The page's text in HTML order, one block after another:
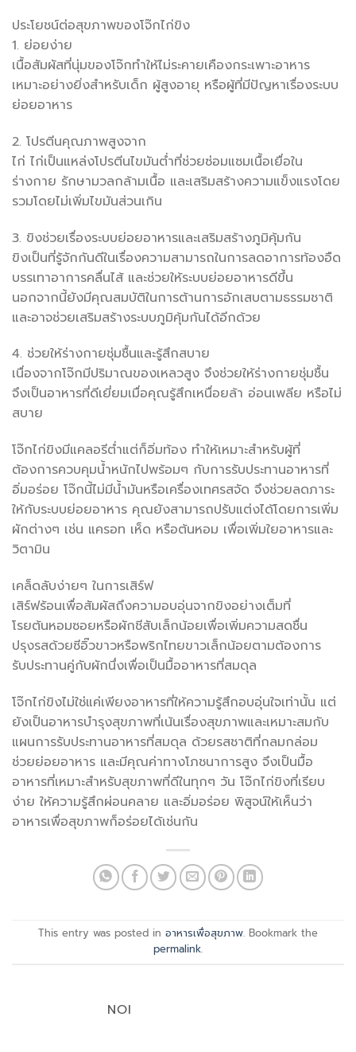
ประโยชน์ต่อสุขภาพของโจ๊กไก่ขิง
1. ย่อยง่าย
เนื้อสัมผัสที่นุ่มของโจ๊กทำให้ไม่ระคายเคืองกระเพาะอาหาร
เหมาะอย่างยิ่งสำหรับเด็ก ผู้สูงอายุ หรือผู้ที่มีปัญหาเรื่องระบบ
ย่อยอาหาร
2. โปรตีนคุณภาพสูงจาก
ไก่ ไก่เป็นแหล่งโปรตีนไขมันต่ำที่ช่วยซ่อมแซมเนื้อเยื่อใน
ร่างกาย รักษามวลกล้ามเนื้อ และเสริมสร้างความแข็งแรงโดย
รวมโดยไม่เพิ่มไขมันส่วนเกิน
3. ขิงช่วยเรื่องระบบย่อยอาหารและเสริมสร้างภูมิคุ้มกัน
ขิงเป็นที่รู้จักกันดีในเรื่องความสามารถในการลดอาการท้องอืด
บรรเทาอาการคลื่นไส้ และช่วยให้ระบบย่อยอาหารดีขึ้น
นอกจากนี้ยังมีคุณสมบัติในการต้านการอักเสบตามธรรมชาติ
และอาจช่วยเสริมสร้างระบบภูมิคุ้มกันได้อีกด้วย
4. ช่วยให้ร่างกายชุ่มชื้นและรู้สึกสบาย
เนื่องจากโจ๊กมีปริมาณของเหลวสูง จึงช่วยให้ร่างกายชุ่มชื้น
จึงเป็นอาหารที่ดีเยี่ยมเมื่อคุณรู้สึกเหนื่อยล้า อ่อนเพลีย หรือไม่
สบาย
โจ๊กไก่ขิงมีแคลอรีต่ำแต่ก็อิ่มท้อง ทำให้เหมาะสำหรับผู้ที่
ต้องการควบคุมน้ำหนักไปพร้อมๆ กับการรับประทานอาหารที่
อิ่มอร่อย โจ๊กนี้ไม่มีน้ำมันหรือเครื่องเทศรสจัด จึงช่วยลดภาระ
ให้กับระบบย่อยอาหาร คุณยังสามารถปรับแต่งได้โดยการเพิ่ม
ผักต่างๆ เช่น แครอท เห็ด หรือต้นหอม เพื่อเพิ่มใยอาหารและ
วิตามิน
เคล็ดลับง่ายๆ ในการเสิร์ฟ
เสิร์ฟร้อนเพื่อสัมผัสถึงความอบอุ่นจากขิงอย่างเต็มที่
โรยต้นหอมซอยหรือผักชีสับเล็กน้อยเพื่อเพิ่มความสดชื่น
ปรุงรสด้วยซีอิ๊วขาวหรือพริกไทยขาวเล็กน้อยตามต้องการ
รับประทานคู่กับผักนึ่งเพื่อเป็นมื้ออาหารที่สมดุล
โจ๊กไก่ขิงไม่ใช่แค่เพียงอาหารที่ให้ความรู้สึกอบอุ่นใจเท่านั้น แต่
ยังเป็นอาหารบำรุงสุขภาพที่เน้นเรื่องสุขภาพและเหมาะสมกับ
แผนการรับประทานอาหารที่สมดุล ด้วยรสชาติที่กลมกล่อม
ช่วยย่อยอาหาร และมีคุณค่าทางโภชนาการสูง จึงเป็นมื้อ
อาหารที่เหมาะสำหรับสุขภาพที่ดีในทุกๆ วัน โจ๊กไก่ขิงที่เรียบ
ง่าย ให้ความรู้สึกผ่อนคลาย และอิ่มอร่อย พิสูจน์ให้เห็นว่า
อาหารเพื่อสุขภาพก็อร่อยได้เช่นกัน
This entry was posted in อาหารเพื่อสุขภาพ. Bookmark the
permalink.
NOI